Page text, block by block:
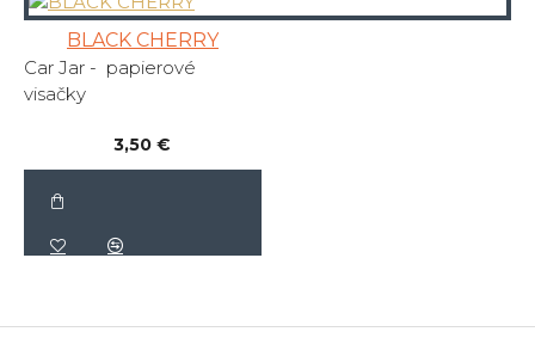
BLACK CHERRY
Car Jar - papierové
visačky
3,50 €